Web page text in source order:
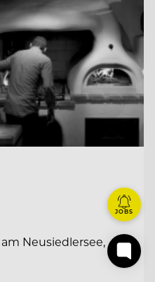
Neusiedlersee,
JOBS